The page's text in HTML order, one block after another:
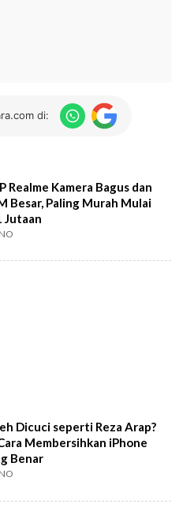
di:
Realme Kamera Bagus dan
Besar, Paling Murah Mulai
Jutaan
Dicuci seperti Reza Arap?
Membersihkan iPhone
Benar